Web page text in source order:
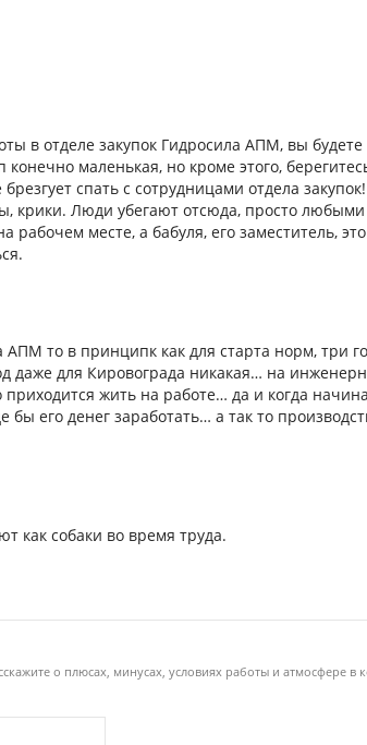
в отделе закупок Гидросила АПМ, вы
конечно маленькая, но кроме этого,
спать с сотрудницами отдела
крики. Люди убегают отсюда, просто
рабочем месте, а бабуля, его заместитель,
АПМ то в принципк как для старта норм, три
даже для Кировограда никакая… на
жить на работе… да и когда
его денег заработать… а так то
как собаки во время труда.
о плюсах, минусах, условиях работы и атмосфере в